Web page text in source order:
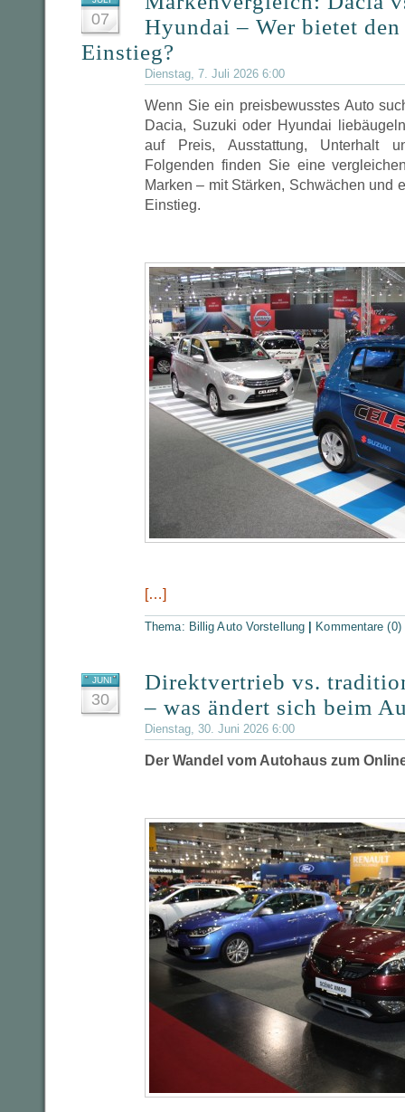
07
Hyundai – Wer bietet den
Einstieg?
Dienstag, 7. Juli 2026 6:00
Wenn Sie ein preisbewusstes Auto
Dacia, Suzuki oder Hyundai
auf Preis, Ausstattung, Unterhalt
Folgenden finden Sie eine
Marken – mit Stärken, Schwächen und
Einstieg.
[…]
Thema: Billig Auto Vorstellung Kommentare (0)
JUNI
30
Direktvertrieb vs.
– was ändert sich beim
Dienstag, 30. Juni 2026 6:00
Der Wandel vom Autohaus zum